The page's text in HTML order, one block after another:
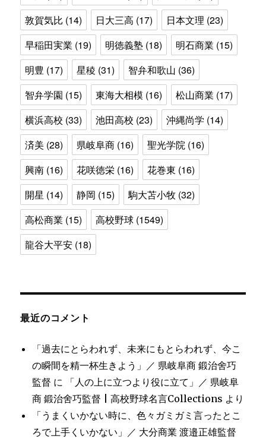
敦賀気比 (14) 日大三高 (17) 日本文理 (23)
早稲田実業 (19) 明徳義塾 (18) 明石商業 (15)
明豊 (17) 星稜 (31) 智弁和歌山 (36)
智弁学園 (15) 東海大相模 (16) 松山商業 (17)
横浜高校 (33) 池田高校 (23) 沖縄尚学 (14)
済美 (28) 県岐阜商 (16) 聖光学院 (16)
興南 (16) 花咲徳栄 (16) 花巻東 (16)
開星 (14) 静岡 (15) 駒大苫小牧 (32)
高松商業 (15) 高校野球 (1549)
龍谷大平安 (18)
最近のコメント
「過去にとらわれず、未来にもとらわれず、今こ
の瞬間を精一杯生きよう」／ 県岐阜商 鍛治舍巧
監督 に
「人の上に立つより役に立て」／ 県岐阜
商 鍛治舍巧監督 | 高校野球名言Collections より
「うまくいかない時に、色々ガミガミ言ったとこ
ろで上手くいかない」／ 大分商業 渡邉正雄監督